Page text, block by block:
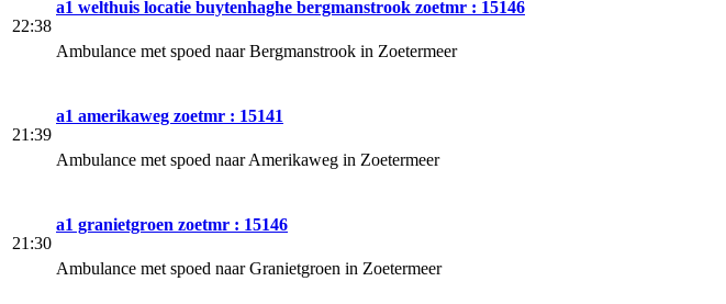
22:38
a1 welthuis locatie buytenhaghe bergmanstrook zoetmr : 15146
Ambulance met spoed naar Bergmanstrook in Zoetermeer
21:39
a1 amerikaweg zoetmr : 15141
Ambulance met spoed naar Amerikaweg in Zoetermeer
21:30
a1 granietgroen zoetmr : 15146
Ambulance met spoed naar Granietgroen in Zoetermeer